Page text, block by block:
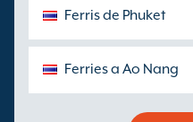
Ferris de Phuket
Ferries a Ao Nang